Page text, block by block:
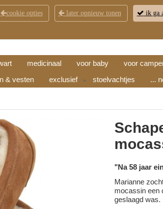
KLANTENSERVICE CONTACT
medicinaal voor baby voor
& vesten exclusief ▼ stoelvachtjes ...
"Na 58 jaar
Marianne
mocassin een
geslaagd was.
cookie opties later opnieuw tonen ik ga